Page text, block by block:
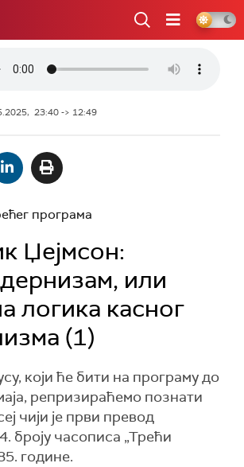
23:40 -> 12:49
програма
Џејмсон:
или
логика касног
(1)
који ће бити на програму до
репризираћемо познати
чији је први превод
броју часописа „Трећи
године.